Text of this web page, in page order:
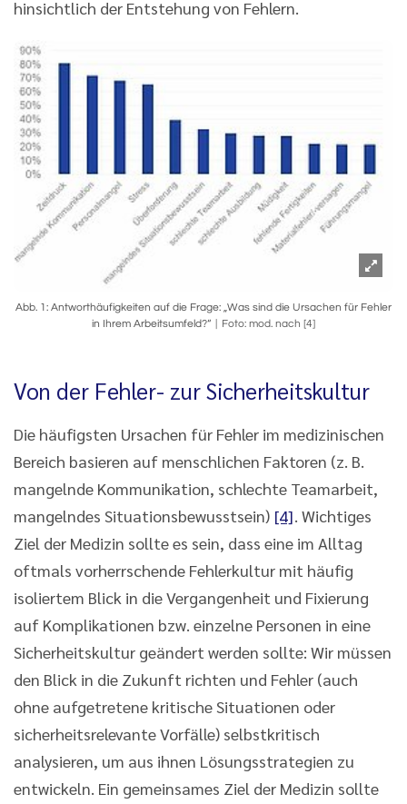
hinsichtlich der Entstehung von Fehlern.
Abb. 1: Antworthäufigkeiten auf die Frage: „Was sind die Ursachen für Fehler
in Ihrem Arbeitsumfeld?“
Foto: mod. nach [4]
Von der Fehler- zur Sicherheitskultur
Die häufigsten Ursachen für Fehler im medizinischen
Bereich basieren auf menschlichen Faktoren (z. B.
mangelnde Kommunikation, schlechte Teamarbeit,
mangelndes Situationsbewusstsein) [4]. Wichtiges
Ziel der Medizin sollte es sein, dass eine im Alltag
oftmals vorherrschende Fehlerkultur mit häufig
isoliertem Blick in die Vergangenheit und Fixierung
auf Komplikationen bzw. einzelne Personen in eine
Sicherheitskultur geändert werden sollte: Wir müssen
den Blick in die Zukunft richten und Fehler (auch
ohne aufgetretene kritische Situationen oder
sicherheitsrelevante Vorfälle) selbstkritisch
analysieren, um aus ihnen Lösungsstrategien zu
entwickeln. Ein gemeinsames Ziel der Medizin sollte